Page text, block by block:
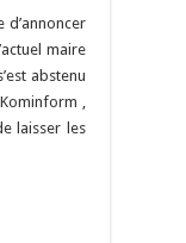
maire
abstenu
,
laisser les